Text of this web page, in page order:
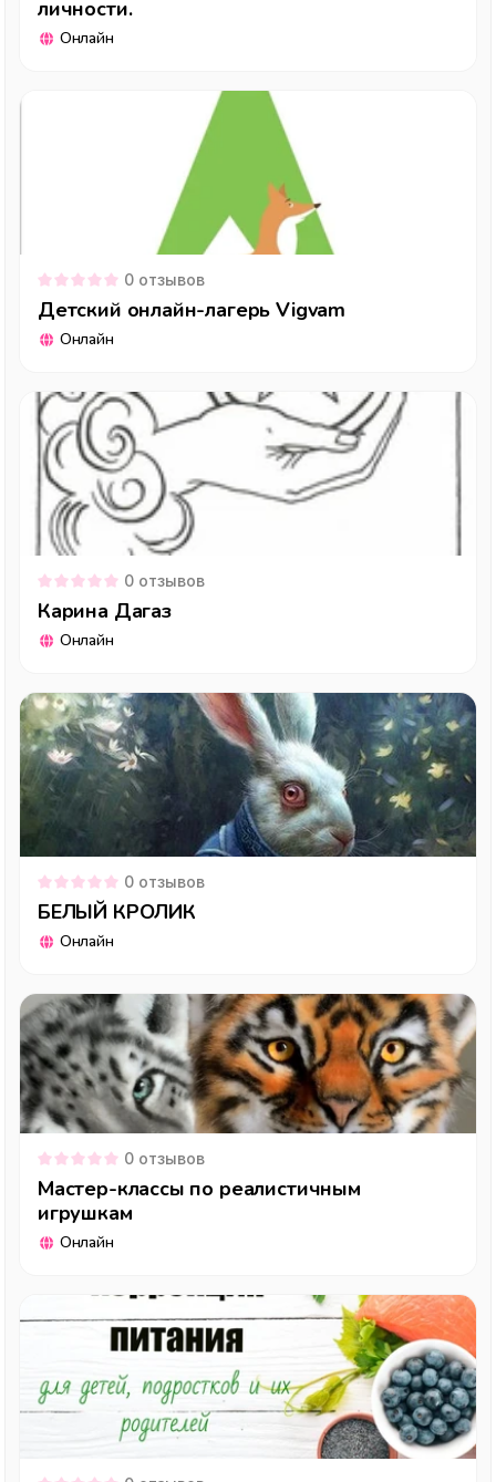
личности.
Онлайн
0 отзывов
Детский онлайн-лагерь Vigvam
Онлайн
0 отзывов
Карина Дагаз
Онлайн
0 отзывов
БЕЛЫЙ КРОЛИК
Онлайн
0 отзывов
Мастер-классы по реалистичным
игрушкам
Онлайн